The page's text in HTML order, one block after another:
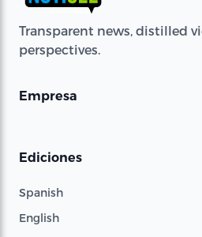
Transparent news, distilled
perspectives.
Empresa
Ediciones
Spanish
English